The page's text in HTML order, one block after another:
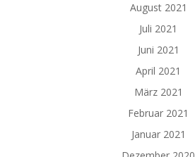
August 2021
Juli 2021
Juni 2021
April 2021
März 2021
Februar 2021
Januar 2021